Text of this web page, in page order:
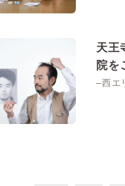
天王
院を
–西エ